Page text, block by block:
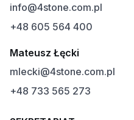
info@4stone.com.pl
+48 605 564 400
Mateusz Łęcki
mlecki@4stone.com.pl
+48 733 565 273